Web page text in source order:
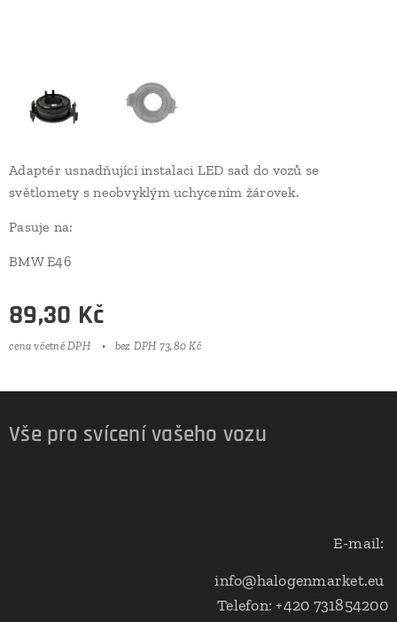
Adaptér usnadňující instalaci LED sad do vozů se
světlomety s neobvyklým uchycením žárovek.
Pasuje na:
BMW E46
89,30 Kč
cena včetně DPH bez DPH 73,80 Kč
Vše pro svícení vašeho vozu
E-mail:
info@halogenmarket.eu
Telefon: +420 731854200